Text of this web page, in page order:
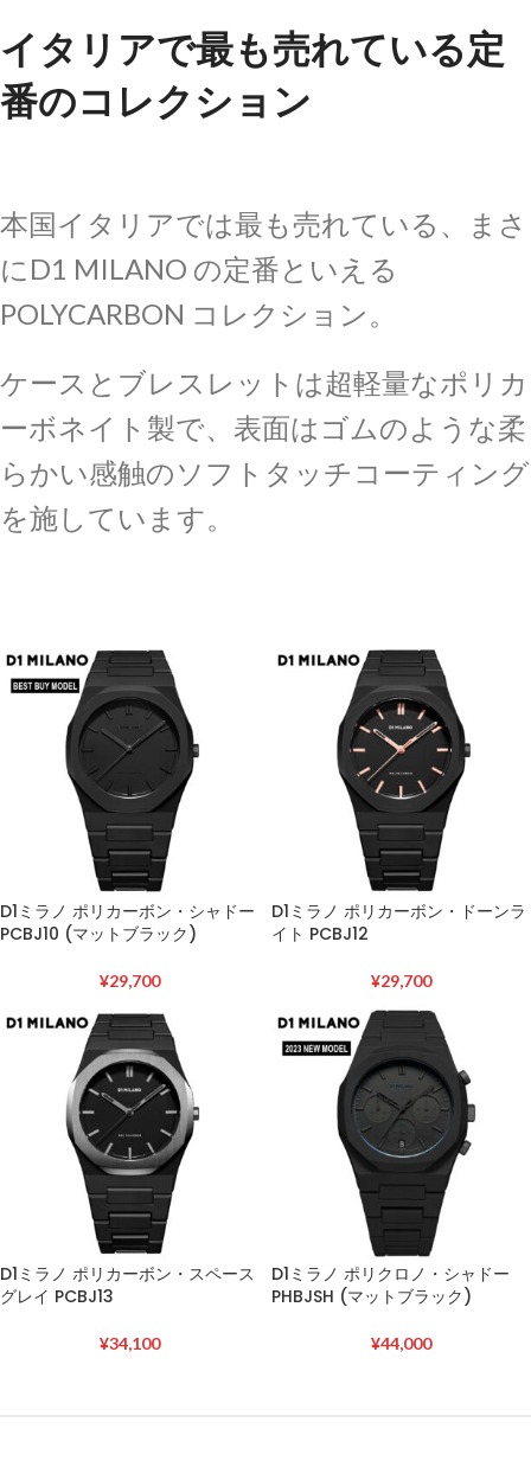
イタリアで最も売れている定
番のコレクション
本国イタリアでは最も売れている、まさ
にD1 MILANO の定番といえる
POLYCARBON コレクション。
ケースとブレスレットは超軽量なポリカ
ーボネイト製で、表面はゴムのような柔
らかい感触のソフトタッチコーティング
を施しています。
D1ミラノ ポリカーボン・シャドー
PCBJ10 (マットブラック)
¥29,700
D1ミラノ ポリカーボン・ドーンラ
イト PCBJ12
¥29,700
D1ミラノ ポリカーボン・スペース
グレイ PCBJ13
¥34,100
D1ミラノ ポリクロノ・シャドー
PHBJSH (マットブラック)
¥44,000